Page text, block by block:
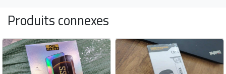
Produits connexes